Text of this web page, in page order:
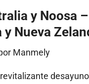
y Noosa
Nueva
Manmely